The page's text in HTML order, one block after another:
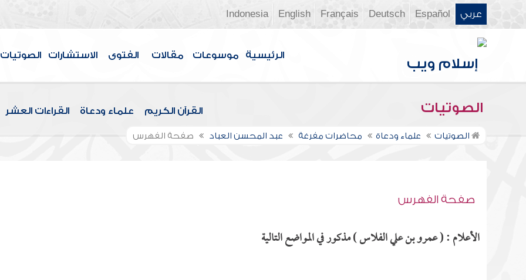
عربي Español
Deutsch
Français
English
Indonesia
الرئيسية موسوعات مقالات الفتوى الاستشارات الصوتيات
الصوتيات القرآن الكريم علماء ودعاة القراءات العشر
الصوتيات علماء ودعاة محاضرات مفرغة عبد المحسن العباد صفحة الفهرس
صفحة الفهرس
الأعلام : ( عمرو بن علي الفلاس ) مذكور في المواضع التالية